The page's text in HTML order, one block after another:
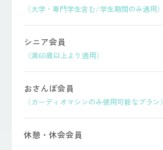
（大学・専門学生含む/学生期間のみ適用）
シニア会員
（満60歳以上より適用）
おさんぽ会員
（カーディオマシンのみ使用可能なプラン）
休憩・休会会員